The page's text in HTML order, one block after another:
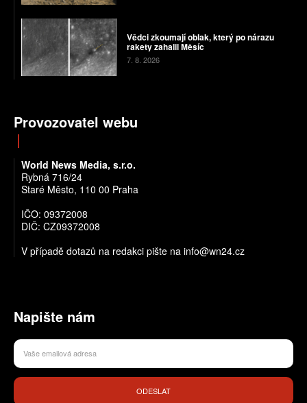
Vědci zkoumají oblak, který po nárazu
rakety zahalil Měsíc
7. 8. 2026
Provozovatel webu
World News Media, s.r.o.
Rybná 716/24
Staré Město, 110 00 Praha
IČO: 09372008
DIČ: CZ09372008
V případě dotazů na redakci pište na info@wn24.cz
Napište nám
ODESLAT